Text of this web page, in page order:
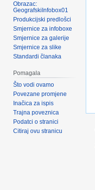
Obrazac:
GeografskiInfobox01
Produkcijski predlošci
Smjernice za infoboxe
Smjernice za galerije
Smjernice za slike
Standardi članaka
Pomagala
Što vodi ovamo
Povezane promjene
Inačica za ispis
Trajna poveznica
Podatci o stranici
Citiraj ovu stranicu